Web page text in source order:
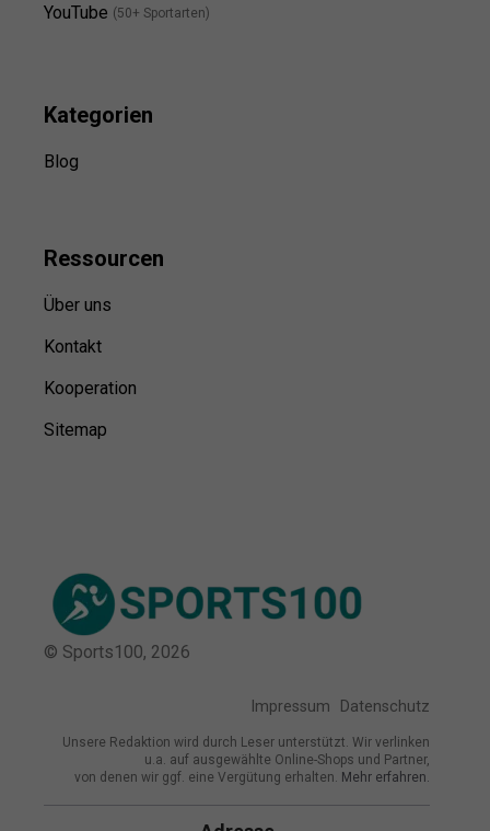
YouTube (50+ Sportarten)
Kategorien
Blog
Ressourcen
Über uns
Kontakt
Kooperation
Sitemap
© Sports100, 2026
Impressum Datenschutz
Unsere Redaktion wird durch Leser unterstützt. Wir verlinken
u.a. auf ausgewählte Online-Shops und Partner,
von denen wir ggf. eine Vergütung erhalten. Mehr erfahren.